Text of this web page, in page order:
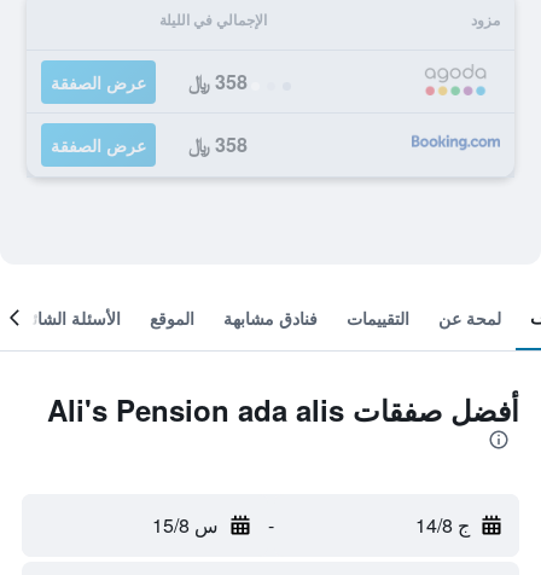
مزود الإجمالي في الليلة
358 ﷼ عرض الصفقة
358 ﷼ عرض الصفقة
لمحة عن التقييمات فنادق مشابهة الموقع الأسئلة الشائعة
أفضل صفقات Ali's Pension ada alis
ج 14/8 - س 15/8